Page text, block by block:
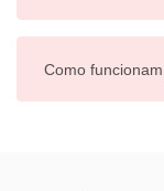
Como